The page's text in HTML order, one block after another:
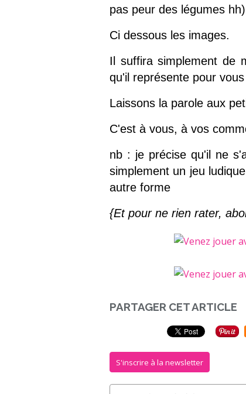
pas peur des légumes
Ci dessous les images.
Il suffira simplement de
qu'il représente pour vous
Laissons la parole aux
C'est à vous, à vos
nb : je précise qu'il ne
simplement un jeu
autre forme
{Et pour ne rien rater,
PARTAGER CET ARTICLE
S'inscrire à la newsletter